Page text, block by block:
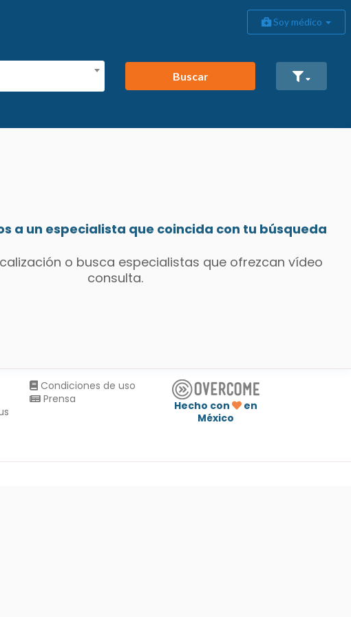
Soy médico
Buscar
a un especialista que coincida con tu búsqueda
o busca especialistas que ofrezcan vídeo
consulta.
Condiciones de uso
Prensa
Hecho con
en
México